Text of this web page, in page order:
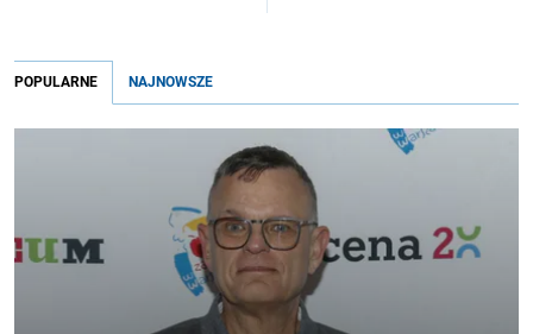
POPULARNE NAJNOWSZE